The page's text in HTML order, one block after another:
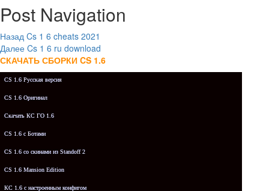
Post Navigation
Назад Cs 1 6 cheats 2021
Далее Cs 1 6 ru download
СКАЧАТЬ СБОРКИ CS 1.6
CS 1.6 Русская версия
CS 1.6 Оригинал
Скачать КС ГО 1.6
CS 1.6 с Ботами
CS 1.6 со скинами из Standoff 2
CS 1.6 Mansion Edition
КС 1.6 с настроенным конфигом